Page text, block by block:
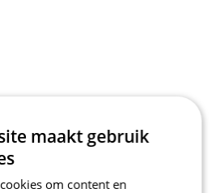
maakt gebruik
om content en